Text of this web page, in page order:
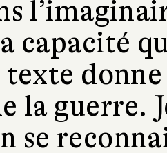
capacité
la guerre.
se